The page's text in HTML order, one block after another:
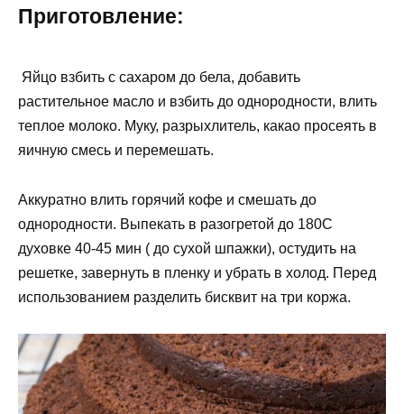
Приготовление:
Яйцо взбить с сахаром до бела, добавить
растительное масло и взбить до однородности, влить
теплое молоко. Муку, разрыхлитель, какао просеять в
яичную смесь и перемешать.
Аккуратно влить горячий кофе и смешать до
однородности. Выпекать в разогретой до 180С
духовке 40-45 мин ( до сухой шпажки), остудить на
решетке, завернуть в пленку и убрать в холод. Перед
использованием разделить бисквит на три коржа.